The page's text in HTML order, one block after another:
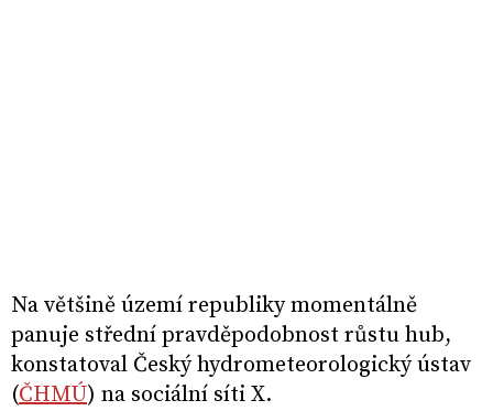
Na většině území republiky momentálně
panuje střední pravděpodobnost růstu hub,
konstatoval Český hydrometeorologický ústav
(ČHMÚ) na sociální síti X.